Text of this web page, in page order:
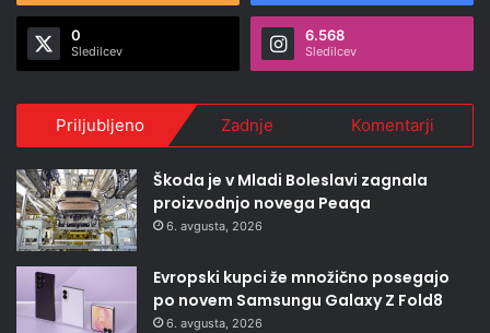
0
Sledilcev
6.568
Sledilcev
Priljubljeno Zadnje Komentarji
Škoda je v Mladi Boleslavi zagnala
proizvodnjo novega Peaqa
6. avgusta, 2026
Evropski kupci že množično posegajo
po novem Samsungu Galaxy Z Fold8
6. avgusta, 2026